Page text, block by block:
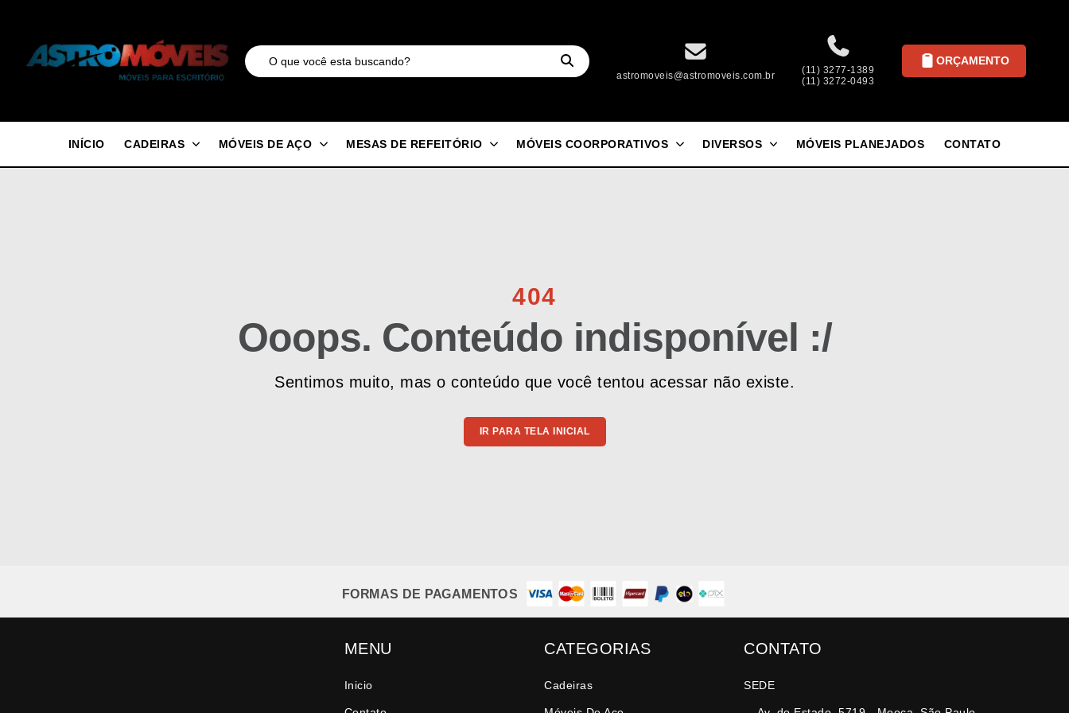
astromoveis@astromoveis.com.br
(11) 3277-1389
(11) 3272-0493
ORÇAMENTO
INÍCIO CADEIRAS MÓVEIS DE AÇO MESAS DE REFEITÓRIO MÓVEIS COORPORATIVOS DIVERSOS MÓVEIS PLANEJADOS CONTATO
404
Ooops. Conteúdo indisponível :/
Sentimos muito, mas o conteúdo que você tentou acessar não existe.
IR PARA TELA INICIAL
FORMAS DE PAGAMENTOS
MENU
Inicio
CATEGORIAS
Cadeiras
CONTATO
SEDE